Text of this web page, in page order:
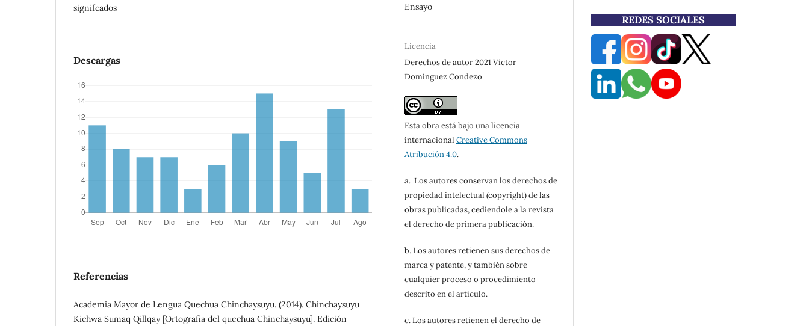
signifcados
Descargas
Referencias
Academia Mayor de Lengua Quechua Chinchaysuyu. (2014). Chinchaysuyu
Kichwa Sumaq Qillqay [Ortografia del quechua Chinchaysuyu]. Edición
Ensayo
Licencia
Derechos de autor 2021 Víctor
Domínguez Condezo
Esta obra está bajo una licencia
internacionalCreative Commons
Atribución 4.0.
a. Los autores conservan los derechos de
propiedad intelectual (copyright) de las
obras publicadas, cediendole a la revista
el derecho de primera publicación.
b. Los autores retienen sus derechos de
marca y patente, y también sobre
cualquier proceso o procedimiento
descrito en el artículo.
c. Los autores retienen el derecho de
REDES SOCIALES